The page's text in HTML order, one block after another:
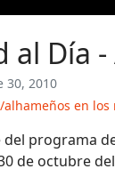
al Día
30, 2010
alhameños en los
del programa
de octubre